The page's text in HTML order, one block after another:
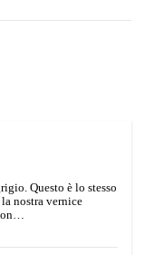
Questo è lo stesso
nostra vernice